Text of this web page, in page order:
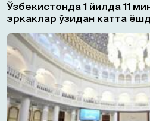
Ўзбекистонда 1 йилда 11
эркаклар ўзидан катта